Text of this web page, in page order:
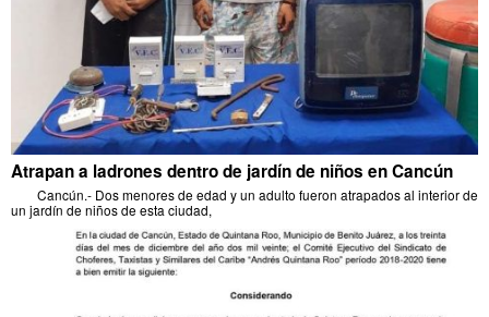
Atrapan a ladrones dentro de jardín de niños en Cancún
Cancún.- Dos menores de edad y un adulto fueron atrapados al interior de
un jardín de niños de esta ciudad,